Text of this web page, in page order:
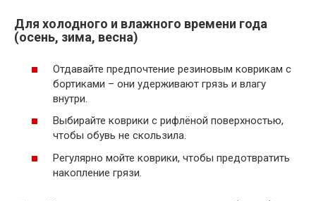
Для холодного и влажного времени года
(осень, зима, весна)
Отдавайте предпочтение резиновым коврикам с
бортиками – они удерживают грязь и влагу
внутри.
Выбирайте коврики с рифлёной поверхностью,
чтобы обувь не скользила.
Регулярно мойте коврики, чтобы предотвратить
накопление грязи.